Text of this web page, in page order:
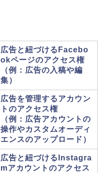
広告と紐づけるFacebo
okページのアクセス権
（例：広告の入稿や編
集）
広告を管理するアカウン
トのアクセス権
（例：広告アカウントの
操作やカスタムオーディ
エンスのアップロード）
広告と紐づけるInstagra
mアカウントのアクセス